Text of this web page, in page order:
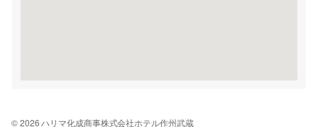
© 2026 ハリマ化成商事株式会社ホテル作州武蔵